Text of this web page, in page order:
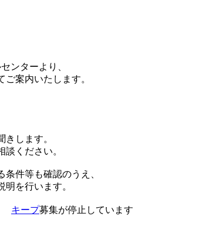
ンターより、
案内いたします。
します。
ください。
件等も確認のうえ、
明を行います。
キープ募集が停止しています